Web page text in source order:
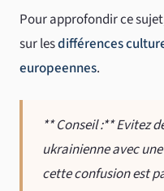
Pour approfondir ce
sur lesdifférences
europeennes.
** Conseil :** Evitez
ukrainienne avec
cette confusion est